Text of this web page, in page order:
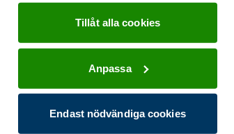
Tillåt alla cookies
Anpassa
Endast nödvändiga cookies